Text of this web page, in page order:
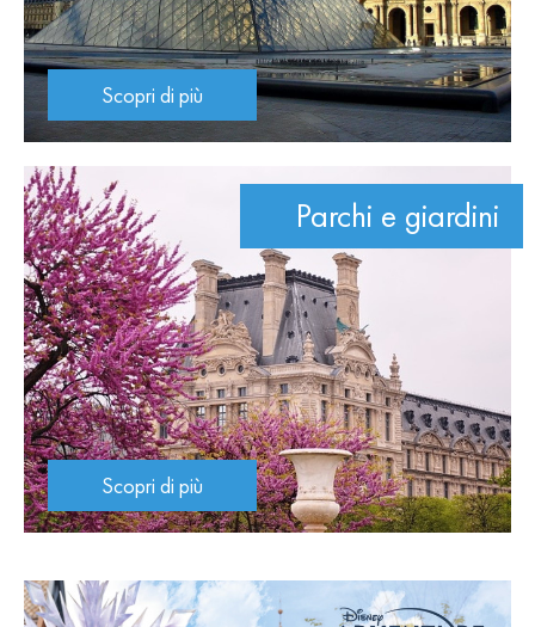
Scopri di più
Parchi e giardini
Scopri di più